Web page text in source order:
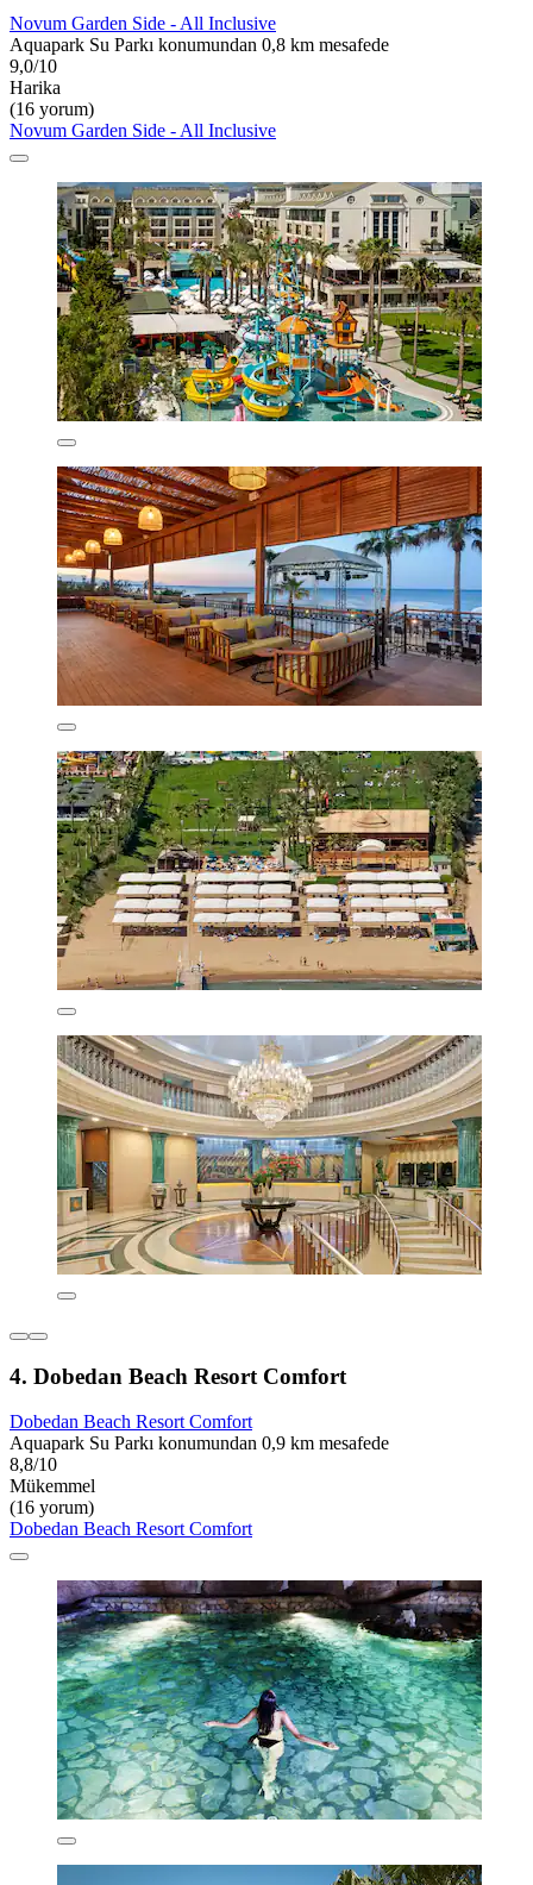
Novum Garden Side - All Inclusive
Aquapark Su Parkı konumundan 0,8 km mesafede
9,0/10
Harika
(16 yorum)
Novum Garden Side - All Inclusive
4. Dobedan Beach Resort Comfort
Dobedan Beach Resort Comfort
Aquapark Su Parkı konumundan 0,9 km mesafede
8,8/10
Mükemmel
(16 yorum)
Dobedan Beach Resort Comfort